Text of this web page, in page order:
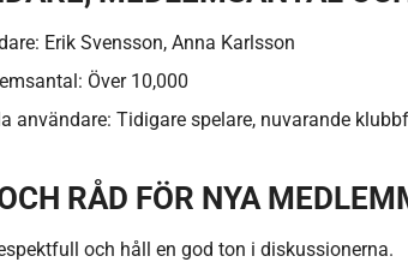
Erik Svensson, Anna Karlsson
Över 10,000
användare: Tidigare spelare, nuvarande
RÅD FÖR NYA
och håll en god ton i diskussionerna.